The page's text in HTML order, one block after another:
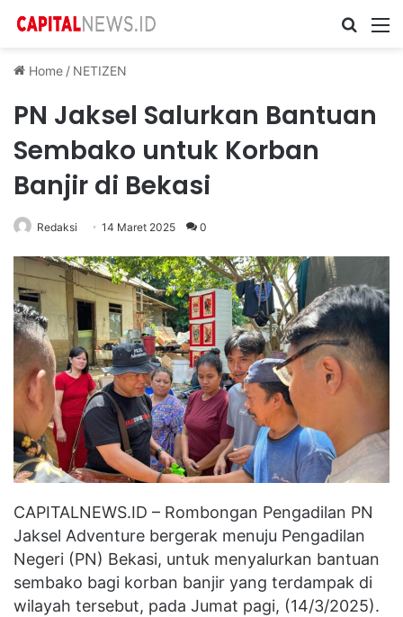
Cari ...
Home / NETIZEN
PN Jaksel Salurkan Bantuan
Sembako untuk Korban
Banjir di Bekasi
Redaksi 14 Maret 2025 0
CAPITALNEWS.ID – Rombongan Pengadilan PN
Jaksel Adventure bergerak menuju Pengadilan
Negeri (PN) Bekasi, untuk menyalurkan bantuan
sembako bagi korban banjir yang terdampak di
wilayah tersebut, pada Jumat pagi, (14/3/2025).